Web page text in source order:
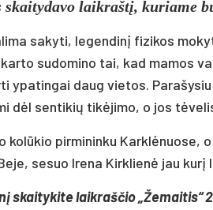
skaitydavo laikraštį, kuriame
sakyti, legendinį fizikos
karto sudomino tai, kad mamos
ypatingai daug vietos.
dėl sentikių tikėjimo, o jos
kolūkio pirmininku Karklėnuose,
sesuo Irena Kirklienė jau
skaitykite laikraščio „Žemaitis“